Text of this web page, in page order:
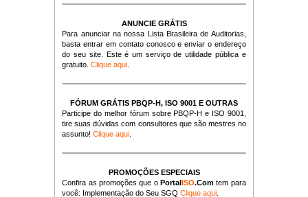
ANUNCIE GRÁTIS
Para anunciar na nossa Lista Brasileira de Auditorias,
basta entrar em contato conosco e enviar o endereço
do seu site. Este é um serviço de utilidade pública e
gratuito.Clique aqui
FÓRUM GRÁTIS PBQP-H, ISO 9001 E OUTRAS
Participe do melhor fórum sobre PBQP-H e ISO 9001,
tire suas dúvidas com consultores que são mestres no
assunto!Clique aqui
PROMOÇÕES ESPECIAIS
Confira as promoções que oPortalISO.Com tem para
você: Implementação do Seu SGQClique aqui